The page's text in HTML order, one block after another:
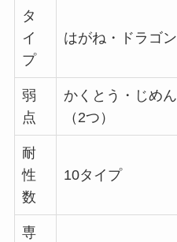
タ
イ
プ
はがね・ドラゴン
弱
点
かくとう・じめん
（2つ）
耐
性
数
10タイプ
専